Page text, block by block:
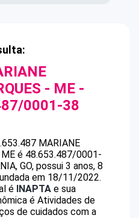
- ME -
0001-38
MARIANE
é 48.653.487/0001-
GO, possui 3 anos, 8
em 18/11/2022.
é INAPTA e sua
é Atividades de
de cuidados com a